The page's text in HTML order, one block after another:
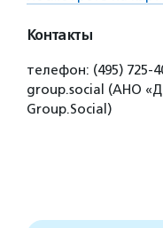
Контакты
телефон: (495) 725-
group.social (АНО
Group.Social)